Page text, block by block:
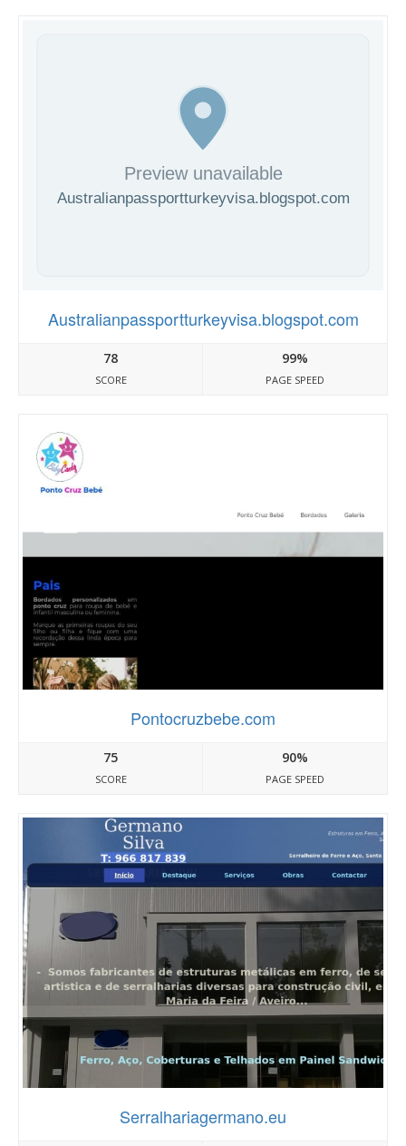
Australianpassportturkeyvisa.blogspot.com
78
SCORE
99%
PAGE SPEED
Pontocruzbebe.com
75
SCORE
90%
PAGE SPEED
Serralhariagermano.eu